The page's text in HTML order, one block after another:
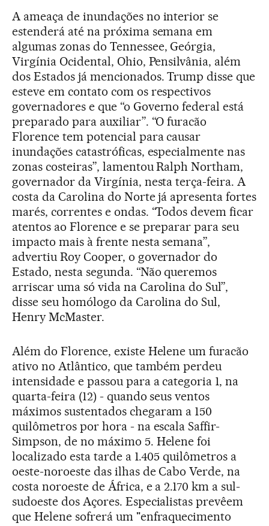
A ameaça de inundações no interior se
estenderá até na próxima semana em
algumas zonas do Tennessee, Geórgia,
Virgínia Ocidental, Ohio, Pensilvânia, além
dos Estados já mencionados. Trump disse que
esteve em contato com os respectivos
governadores e que “o Governo federal está
preparado para auxiliar”. “O furacão
Florence tem potencial para causar
inundações catastróficas, especialmente nas
zonas costeiras”, lamentou Ralph Northam,
governador da Virgínia, nesta terça-feira. A
costa da Carolina do Norte já apresenta fortes
marés, correntes e ondas. “Todos devem ficar
atentos ao Florence e se preparar para seu
impacto mais à frente nesta semana”,
advertiu Roy Cooper, o governador do
Estado, nesta segunda. “Não queremos
arriscar uma só vida na Carolina do Sul”,
disse seu homólogo da Carolina do Sul,
Henry McMaster.
Além do Florence, existe Helene um furacão
ativo no Atlântico, que também perdeu
intensidade e passou para a categoria 1, na
quarta-feira (12) - quando seus ventos
máximos sustentados chegaram a 150
quilômetros por hora - na escala Saffir-
Simpson, de no máximo 5. Helene foi
localizado esta tarde a 1.405 quilômetros a
oeste-noroeste das ilhas de Cabo Verde, na
costa noroeste de África, e a 2.170 km a sul-
sudoeste dos Açores. Especialistas prevêem
que Helene sofrerá um "enfraquecimento